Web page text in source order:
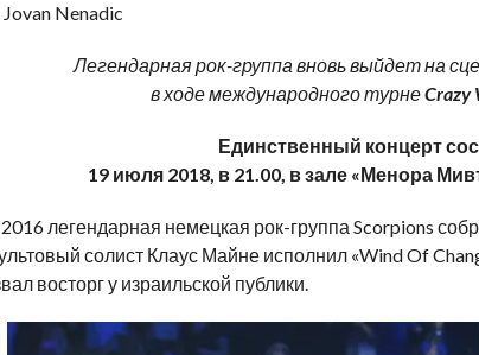
Nenadic
Легендарная рок-группа вновь выйдет на
в ходе международного турнеCrazy
Единственный концерт
19 июля 2018, в 21.00, в зале «Менора
легендарная немецкая рок-группа Scorpions
солист Клаус Майне исполнил «Wind Of
восторг у израильской публики.